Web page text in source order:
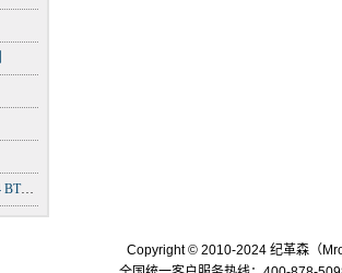
液体蒸汽灭菌生物指示剂 BT23/4 BT23/5 BT23/6
Copyright © 2010-2024 纪革森（